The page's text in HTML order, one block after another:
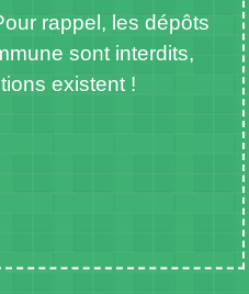
rappel, les dépôts
sont interdits,
existent !